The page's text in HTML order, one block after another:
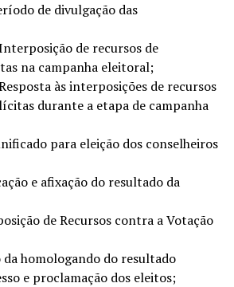
de divulgação das
de recursos de
na campanha eleitoral;
às interposições de recursos
durante a etapa de campanha
para eleição dos conselheiros
e afixação do resultado da
de Recursos contra a Votação
homologando do resultado
e proclamação dos eleitos;